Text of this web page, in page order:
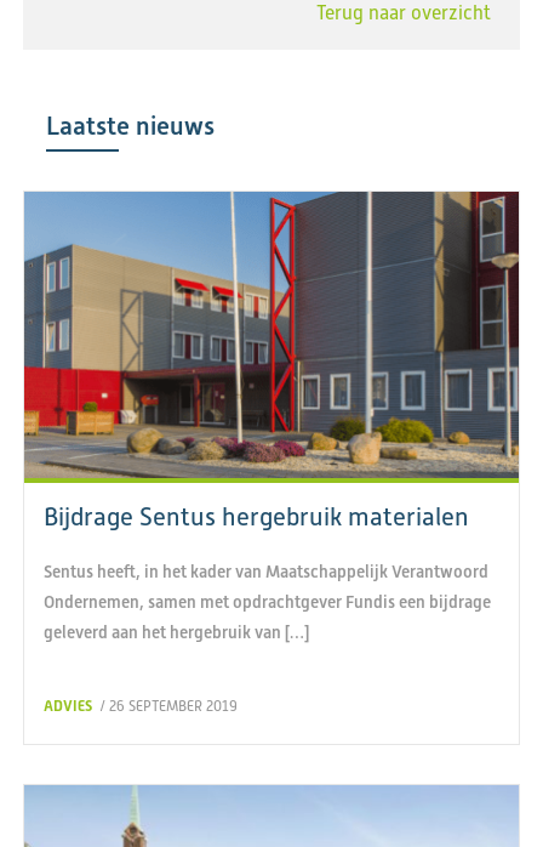
Terug naar overzicht
Laatste nieuws
Bijdrage Sentus hergebruik materialen
Sentus heeft, in het kader van Maatschappelijk Verantwoord
Ondernemen, samen met opdrachtgever Fundis een bijdrage
geleverd aan het hergebruik van […]
ADVIES / 26 SEPTEMBER 2019